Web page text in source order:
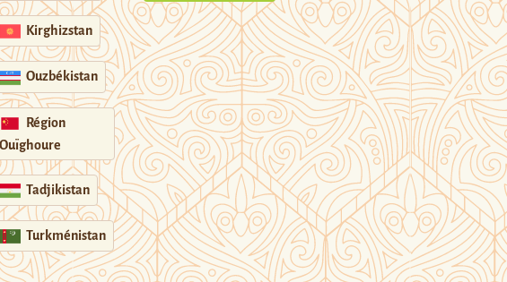
Kirghizstan
Ouzbékistan
Région
Ouïghoure
Tadjikistan
Turkménistan